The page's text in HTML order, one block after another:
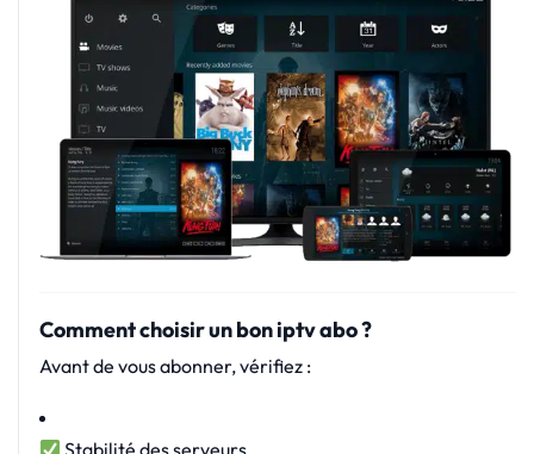
Comment choisir un bon iptv abo ?
Avant de vous abonner, vérifiez :
Stabilité des serveurs